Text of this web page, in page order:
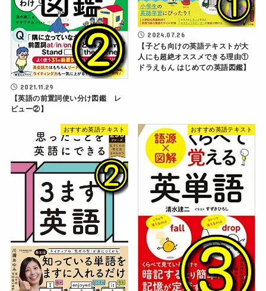
2021.11.29
【英語の前置詞使い分け図鑑 レ
ビュー②】
2024.07.26
【子ども向けの英語テキストが大
人にも超絶オススメできる理由①
ドラえもん はじめての英語図鑑】
おすすめ英語テキスト おすすめ英語テキスト